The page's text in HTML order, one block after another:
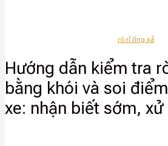
rò rỉ ống xả
Hướng dẫn kiểm tra
bằng khói và soi
xe: nhận biết sớm,